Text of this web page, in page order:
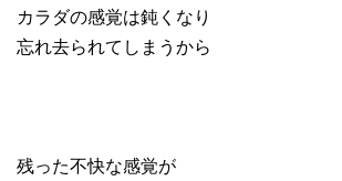
カラダの感覚は鈍くなり
忘れ去られてしまうから
残った不快な感覚が